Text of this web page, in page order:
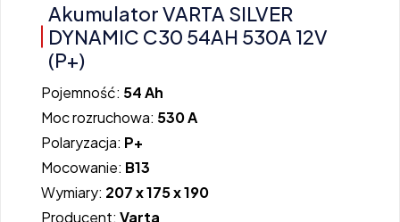
Akumulator VARTA SILVER
DYNAMIC C30 54AH 530A 12V
(P+)
Pojemność: 54 Ah
Moc rozruchowa: 530 A
Polaryzacja: P+
Mocowanie: B13
Wymiary: 207 x 175 x 190
Producent: Varta